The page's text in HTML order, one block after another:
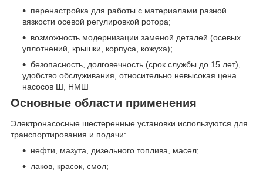
перенастройка для работы с материалами разной
вязкости осевой регулировкой ротора;
возможность модернизации заменой деталей (осевых
уплотнений, крышки, корпуса, кожуха);
безопасность, долговечность (срок службы до 15 лет),
удобство обслуживания, относительно невысокая цена
насосов Ш, НМШ
Основные области применения
Электронасосные шестеренные установки используются для
транспортирования и подачи:
нефти, мазута, дизельного топлива, масел;
лаков, красок, смол;